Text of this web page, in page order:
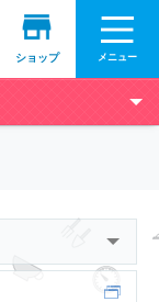
ショップ メニュー